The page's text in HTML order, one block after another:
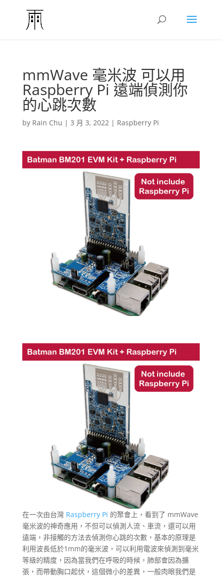
mmWave 毫米波 可以用
Raspberry Pi 遠端偵測你
的心跳次數
by Rain Chu | 3 月 3, 2022| Raspberry Pi
在一次由台灣 Raspberry Pi 的聚會上，看到了 mmWave
毫米波的神奇應用，不但可以偵測人流、車流，還可以用
遠端，非接觸的方法去偵測你心跳的次數，基本的原理是
利用波長低於1mm的毫米波，可以利用電波來偵測到毫米
等級的精度，因為當我們在呼吸的時候，肺部會因為擴
張，而帶動胸口起伏，這個微小的差異，一般肉眼我們是